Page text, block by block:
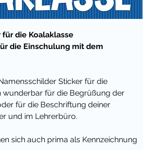
die Koalaklasse
die Einschulung mit dem
Sticker für die
wunderbar für die Begrüßung der
für die Beschriftung deiner
und im Lehrerbüro.
sich auch prima als Kennzeichnung